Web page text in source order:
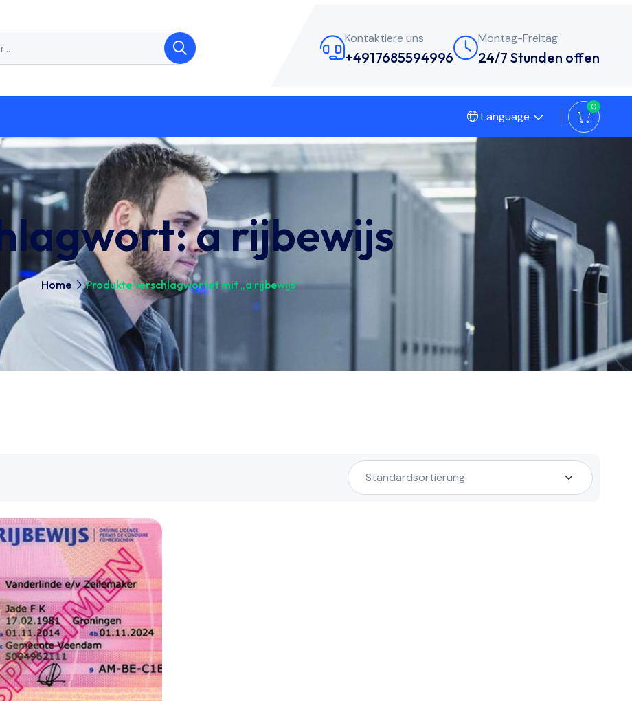
Kontaktiere uns
+4917685594996
Montag-Freitag
24/7 Stunden offen
Language
0
a rijbewijs
Home Produkte verschlagwortet mit „a rijbewijs“